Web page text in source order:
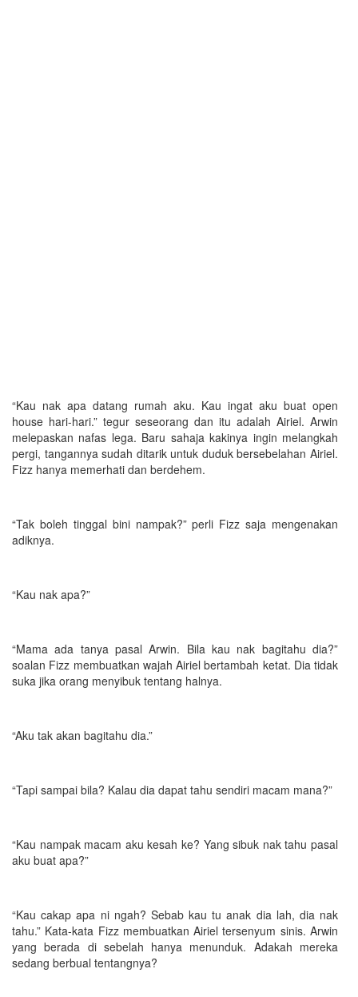
“Kau nak apa datang rumah aku. Kau ingat aku buat open
house hari-hari.” tegur seseorang dan itu adalah Airiel. Arwin
melepaskan nafas lega. Baru sahaja kakinya ingin melangkah
pergi, tangannya sudah ditarik untuk duduk bersebelahan Airiel.
Fizz hanya memerhati dan berdehem.
“Tak boleh tinggal bini nampak?” perli Fizz saja mengenakan
adiknya.
“Kau nak apa?”
“Mama ada tanya pasal Arwin. Bila kau nak bagitahu dia?”
soalan Fizz membuatkan wajah Airiel bertambah ketat. Dia tidak
suka jika orang menyibuk tentang halnya.
“Aku tak akan bagitahu dia.”
“Tapi sampai bila? Kalau dia dapat tahu sendiri macam mana?”
“Kau nampak macam aku kesah ke? Yang sibuk nak tahu pasal
aku buat apa?”
“Kau cakap apa ni ngah? Sebab kau tu anak dia lah, dia nak
tahu.” Kata-kata Fizz membuatkan Airiel tersenyum sinis. Arwin
yang berada di sebelah hanya menunduk. Adakah mereka
sedang berbual tentangnya?